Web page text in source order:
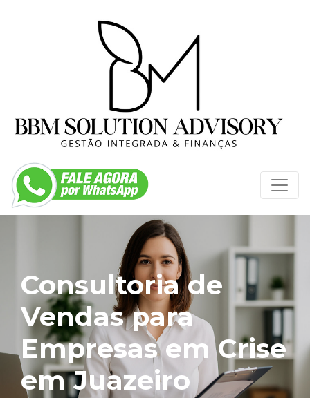
Consultoria de
Vendas para
Empresas em Crise
em Juazeiro